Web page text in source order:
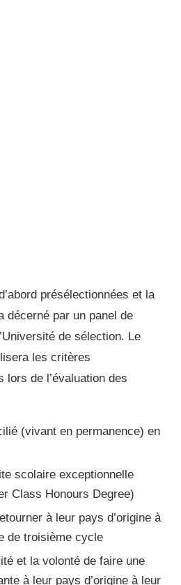
présélectionnées et la
décerné par un panel de
de sélection. Le
les critères
lors de l’évaluation des
(vivant en permanence) en
scolaire exceptionnelle
Class Honours Degree)
à leur pays d’origine à
de troisième cycle
et la volonté de faire une
à leur pays d’origine à leur